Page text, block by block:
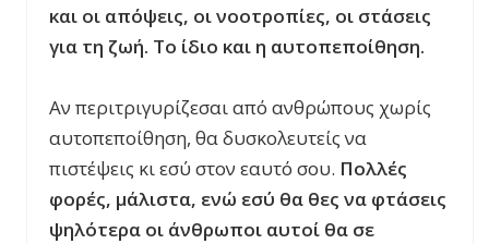
και οι απόψεις, οι νοοτροπίες, οι στάσεις
για τη ζωή. Το ίδιο και η αυτοπεποίθηση.
Αν περιτριγυρίζεσαι από ανθρώπους χωρίς
αυτοπεποίθηση, θα δυσκολευτείς να
πιστέψεις κι εσύ στον εαυτό σου. Πολλές
φορές, μάλιστα, ενώ εσύ θα θες να φτάσεις
ψηλότερα οι άνθρωποι αυτοί θα σε